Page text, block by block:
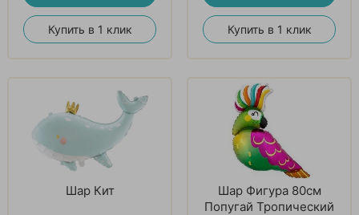
Купить в 1 клик Купить в 1 клик
Шар Кит
Шар Фигура 80см
Попугай Тропический